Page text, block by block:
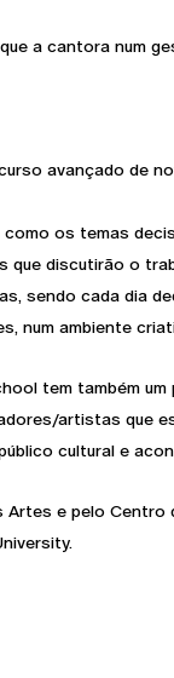
a cantora num
avançado de
os temas
discutirão o
sendo cada dia
num ambiente
tem também
artistas que
cultural e
Artes e pelo